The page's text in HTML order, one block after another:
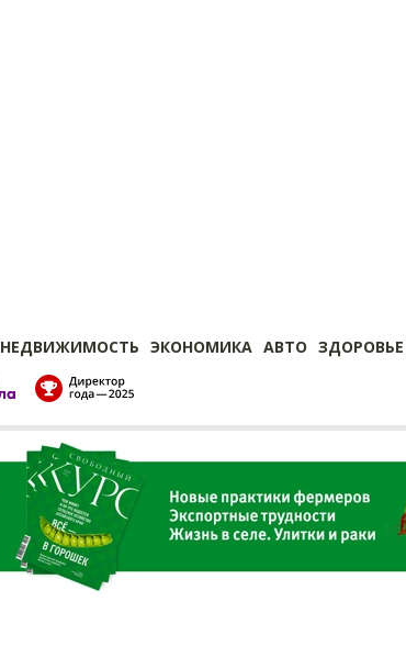
НЕДВИЖИМОСТЬ ЭКОНОМИКА АВТО ЗДОРОВЬЕ